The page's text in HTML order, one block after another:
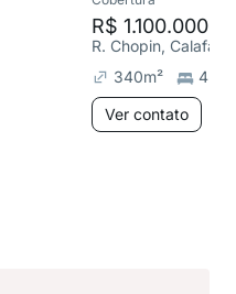
R$ 1.100.000
R. Chopin, Calafate
340m²
4
Ver contato